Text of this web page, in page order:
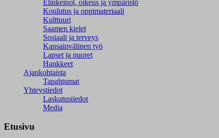
Elinkeinot, oikeus ja ympäristö
Koulutus ja oppimateriaali
Kulttuuri
Saamen kielet
Sosiaali ja terveys
Kansainvälinen työ
Lapset ja nuoret
Hankkeet
Ajankohtaista
Tapahtumat
Yhteystiedot
Laskutustiedot
Media
Etusivu